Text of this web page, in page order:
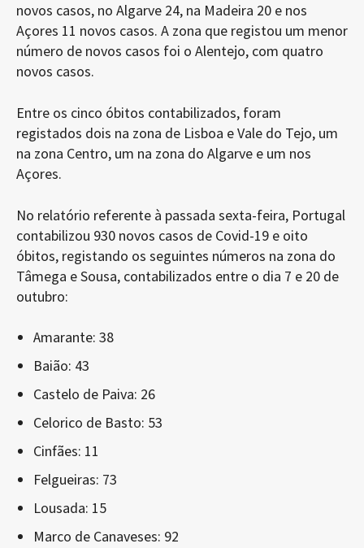
novos casos, no Algarve 24, na Madeira 20 e nos
Açores 11 novos casos. A zona que registou um menor
número de novos casos foi o Alentejo, com quatro
novos casos.
Entre os cinco óbitos contabilizados, foram
registados dois na zona de Lisboa e Vale do Tejo, um
na zona Centro, um na zona do Algarve e um nos
Açores.
No relatório referente à passada sexta-feira, Portugal
contabilizou 930 novos casos de Covid-19 e oito
óbitos, registando os seguintes números na zona do
Tâmega e Sousa, contabilizados entre o dia 7 e 20 de
outubro:
Amarante: 38
Baião: 43
Castelo de Paiva: 26
Celorico de Basto: 53
Cinfães: 11
Felgueiras: 73
Lousada: 15
Marco de Canaveses: 92